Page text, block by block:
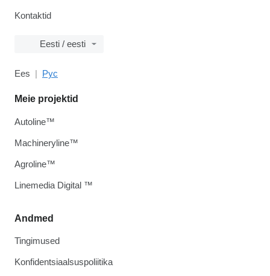
Kontaktid
Eesti / eesti
Ees Рус
Andmed
Tingimused
Konfidentsiaalsuspoliitika
Meie projektid
Autoline™
Machineryline™
Agroline™
Linemedia Digital ™